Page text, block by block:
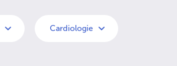
Cardiologie